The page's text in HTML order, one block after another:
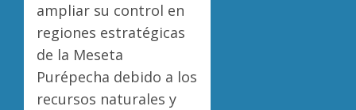
ampliar su control en
regiones estratégicas
de la Meseta
Purépecha debido a los
recursos naturales y